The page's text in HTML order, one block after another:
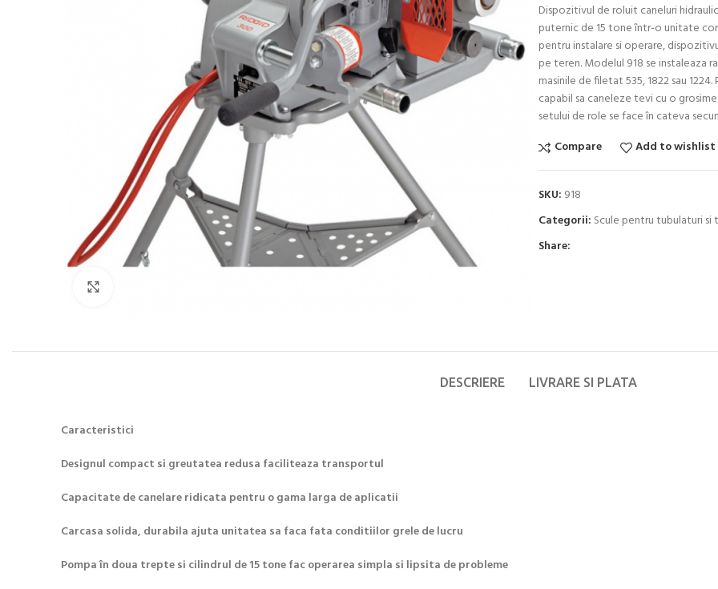
Dispozitivul de roluit caneluri
puternic de 15 tone într-o unitate
pentru instalare si operare,
pe teren. Modelul 918 se instaleaza
masinile de filetat 535, 1822 sau
capabil sa caneleze tevi cu o grosime
setului de role se face în cateva
Compare
Add to wishlist
SKU: 918
Categorii: Scule pentru tubulaturi si
Share:
DESCRIERE LIVRARE SI PLATA
Caracteristici
Designul compact si greutatea redusa faciliteaza transportul
Capacitate de canelare ridicata pentru o gama larga de aplicatii
Carcasa solida, durabila ajuta unitatea sa faca fata conditiilor grele de lucru
Pompa în doua trepte si cilindrul de 15 tone fac operarea simpla si lipsita de probleme